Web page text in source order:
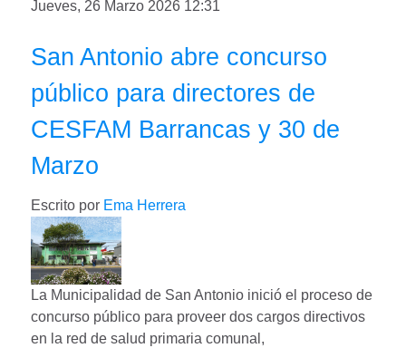
Jueves, 26 Marzo 2026 12:31
San Antonio abre concurso
público para directores de
CESFAM Barrancas y 30 de
Marzo
Escrito por Ema Herrera
La Municipalidad de San Antonio inició el proceso de
concurso público para proveer dos cargos directivos
en la red de salud primaria comunal,